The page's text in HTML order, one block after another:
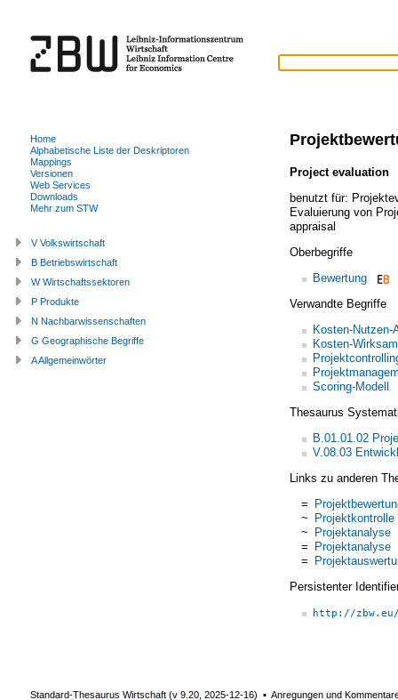
Project evaluation
benutzt für:
Evaluierung von
appraisal
Oberbegriffe
Bewertung
Verwandte Begriffe
Kosten-Nutzen-
Kosten-
Scoring-Modell
Thesaurus
B.01.01.02
V.08.03
Links zu anderen
=
~ Projektkontrolle
~ Projektanalyse
= Projektanalyse
=
Persistenter
http://
Home
Alphabetische Liste der Deskriptoren
Mappings
Versionen
Web Services
Downloads
Mehr zum STW
V Volkswirtschaft
B Betriebswirtschaft
W Wirtschaftssektoren
P Produkte
N Nachbarwissenschaften
G Geographische Begriffe
A Allgemeinwörter
Standard-Thesaurus Wirtschaft (v 9.20 2025-12-16) ▪ Anregungen und